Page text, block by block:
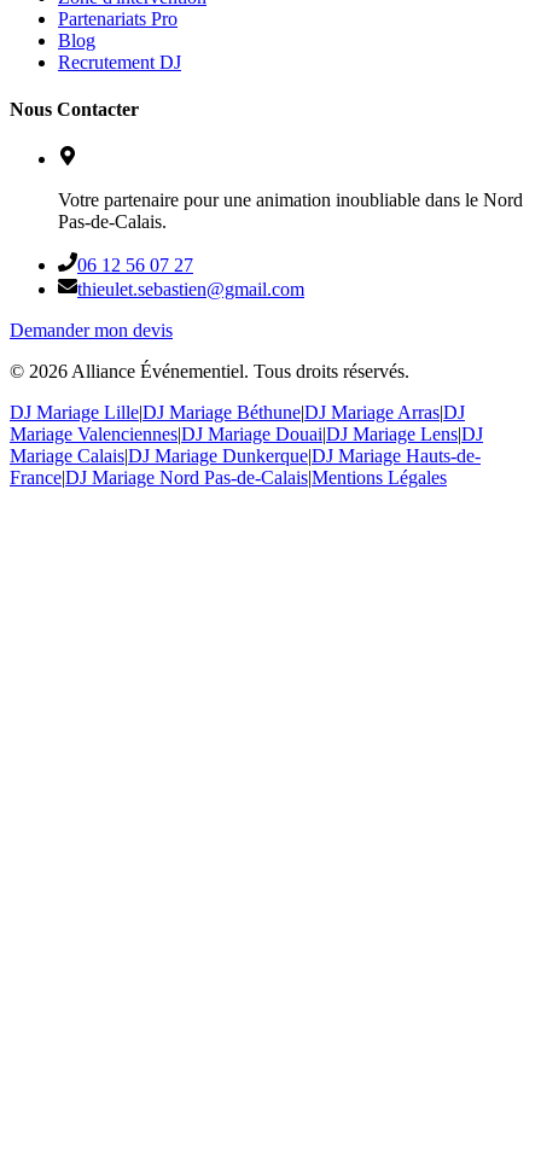
Partenariats Pro
Blog
Recrutement DJ
Nous Contacter
Votre partenaire pour une animation inoubliable dans le Nord
Pas-de-Calais.
06 12 56 07 27
thieulet.sebastien@gmail.com
Demander mon devis
© 2026 Alliance Événementiel. Tous droits réservés.
DJ Mariage Lille|DJ Mariage Béthune|DJ Mariage Arras|DJ
Mariage Valenciennes|DJ Mariage Douai|DJ Mariage Lens|DJ
Mariage Calais|DJ Mariage Dunkerque|DJ Mariage Hauts-de-
France|DJ Mariage Nord Pas-de-Calais|Mentions Légales